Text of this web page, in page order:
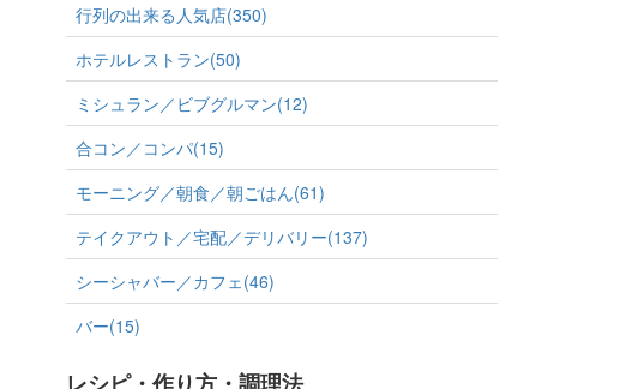
行列の出来る人気店(350)
ホテルレストラン(50)
ミシュラン／ビブグルマン(12)
合コン／コンパ(15)
モーニング／朝食／朝ごはん(61)
テイクアウト／宅配／デリバリー(137)
シーシャバー／カフェ(46)
バー(15)